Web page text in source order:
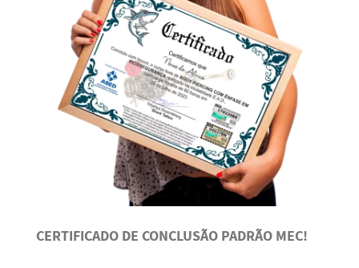
CERTIFICADO DE CONCLUSÃO PADRÃO MEC!